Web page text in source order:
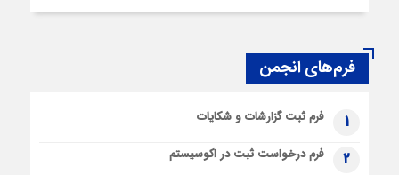
فرم‌های انجمن
1 فرم ثبت گزارشات و شکایات
2 فرم درخواست ثبت در اکوسیستم